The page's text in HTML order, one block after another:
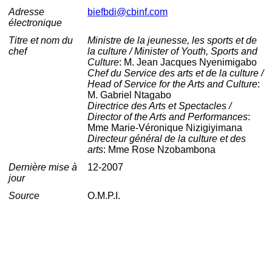
Adresse
électronique
biefbdi@cbinf.com
Titre et nom du
chef
Ministre de la jeunesse, les sports et de
la culture / Minister of Youth, Sports and
Culture: M. Jean Jacques Nyenimigabo
Chef du Service des arts et de la culture /
Head of Service for the Arts and Culture:
M. Gabriel Ntagabo
Directrice des Arts et Spectacles /
Director of the Arts and Performances:
Mme Marie-Véronique Nizigiyimana
Directeur général de la culture et des
arts: Mme Rose Nzobambona
Dernière mise à
jour
12-2007
Source O.M.P.I.